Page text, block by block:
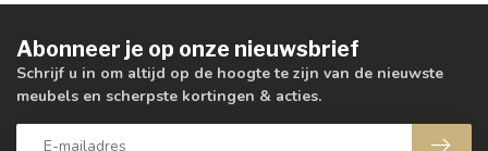
Abonneer je op onze nieuwsbrief
Schrijf u in om altijd op de hoogte te zijn van de nieuwste
meubels en scherpste kortingen & acties.